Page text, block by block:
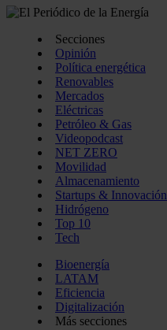
Secciones
Opinión
Política energética
Renovables
Mercados
Eléctricas
Petróleo & Gas
Videopodcast
NET ZERO
Movilidad
Almacenamiento
Startups & Innovación
Hidrógeno
Top 10
Tech
Bioenergía
LATAM
Eficiencia
Digitalización
Más secciones